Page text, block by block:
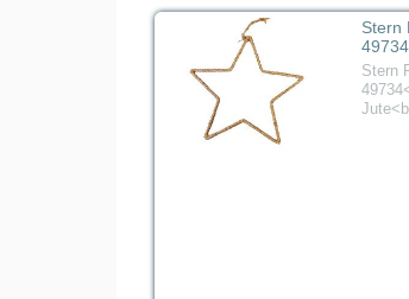
Stern
Stern